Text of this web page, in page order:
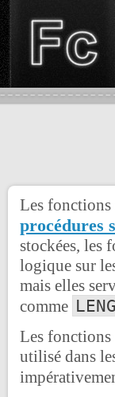
Les
procédures
stockées, les
logique sur
mais elles
comme
Les fonctions
utilisé dans